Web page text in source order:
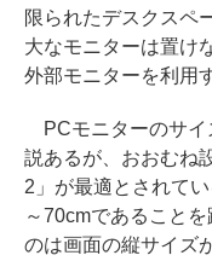
限られたデスクスペ
大なモニターは置け
外部モニターを利用
PCモニターのサイ
説あるが、おおむね
2」が最適とされて
～70cmであること
のは画面の縦サイズ